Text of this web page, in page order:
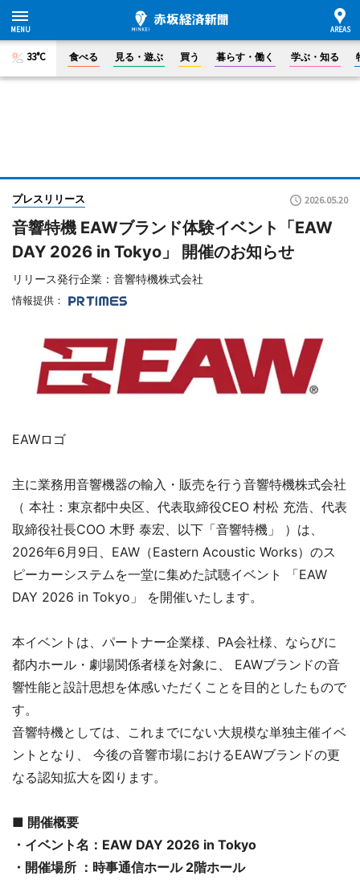
33°C 食べる 見る・遊ぶ 買う 暮らす・働く 学ぶ・知る
プレスリリース 2026.05.20
音響特機 EAWブランド体験イベント「EAW
DAY 2026 in Tokyo」 開催のお知らせ
リリース発行企業：音響特機株式会社
情報提供：
EAWロゴ
主に業務用音響機器の輸入・販売を行う音響特機株式会社
（ 本社：東京都中央区、代表取締役CEO 村松 充浩、代表
取締役社長COO 木野 泰宏、以下「音響特機」 ）は、
2026年6月9日、EAW（Eastern Acoustic Works）のス
ピーカーシステムを一堂に集めた試聴イベント 「EAW
DAY 2026 in Tokyo」 を開催いたします。
本イベントは、パートナー企業様、PA会社様、ならびに
都内ホール・劇場関係者様を対象に、 EAWブランドの音
響性能と設計思想を体感いただくことを目的としたもので
す。
音響特機としては、これまでにない大規模な単独主催イベ
ントとなり、 今後の音響市場におけるEAWブランドの更
なる認知拡大を図ります。
■ 開催概要
・イベント名：EAW DAY 2026 in Tokyo
・開催場所 ：時事通信ホール 2階ホール